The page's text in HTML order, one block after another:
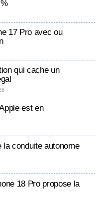
17 Pro avec ou
qui cache un
est en
conduite autonome
18 Pro propose la